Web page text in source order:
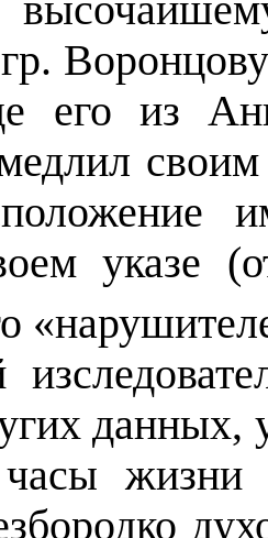
его из
своим
указе
данных,
часы жизни